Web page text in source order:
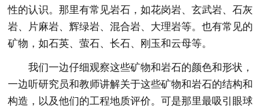
性的认识。那里有常见岩石，如花岗岩、玄武岩、石灰
岩、片麻岩、辉绿岩、混合岩、大理岩等。也有常见的
矿物，如石英、萤石、长石、刚玉和云母等。
我们一边仔细观察这些矿物和岩石的颜色和形状，
一边听研究员和教师讲解关于这些矿物和岩石的结构和
构造，以及他们的工程地质评价。可是那里最吸引眼球